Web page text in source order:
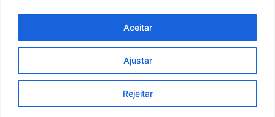
Ajustar
Rejeitar
Aceitar
Fale conosco
Manaus Clima